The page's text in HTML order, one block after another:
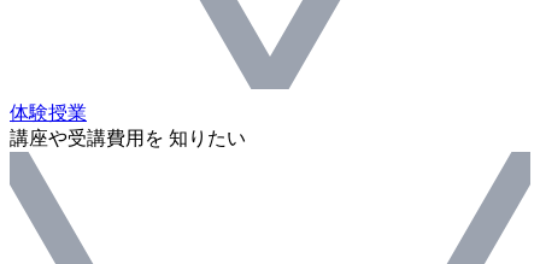
体験授業
講座や受講費用を 知りたい